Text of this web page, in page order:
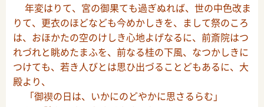
年変はりて、宮の御果ても過ぎぬれば、世の中色改ま
りて、更衣のほどなども今めかしきを、まして祭のころ
は、おほかたの空のけしき心地よげなるに、前斎院はつ
れづれと眺めたまふを、前なる桂の下風、なつかしきに
つけても、若き人びとは思ひ出づることどもあるに、大
殿より、
「御禊の日は、いかにのどやかに思さるらむ」